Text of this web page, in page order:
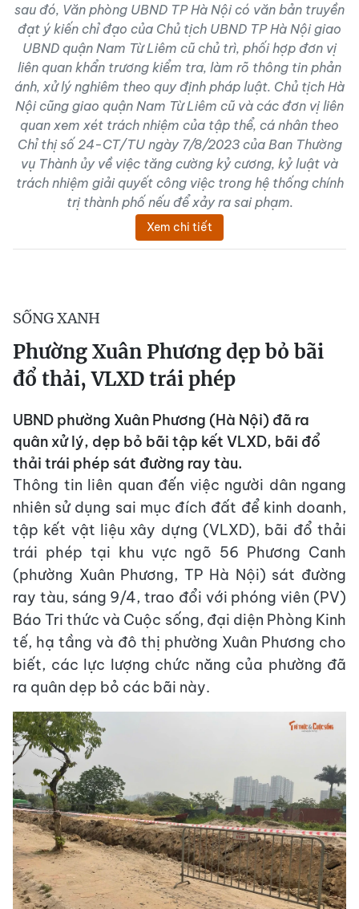
sau đó, Văn phòng UBND TP Hà Nội có văn bản truyền
đạt ý kiến chỉ đạo của Chủ tịch UBND TP Hà Nội giao
UBND quận Nam Từ Liêm cũ chủ trì, phối hợp đơn vị
liên quan khẩn trương kiểm tra, làm rõ thông tin phản
ánh, xử lý nghiêm theo quy định pháp luật. Chủ tịch Hà
Nội cũng giao quận Nam Từ Liêm cũ và các đơn vị liên
quan xem xét trách nhiệm của tập thể, cá nhân theo
Chỉ thị số 24-CT/TU ngày 7/8/2023 của Ban Thường
vụ Thành ủy về việc tăng cường kỷ cương, kỷ luật và
trách nhiệm giải quyết công việc trong hệ thống chính
trị thành phố nếu để xảy ra sai phạm.
Xem chi tiết
SỐNG XANH
Phường Xuân Phương dẹp bỏ bãi
đổ thải, VLXD trái phép
UBND phường Xuân Phương (Hà Nội) đã ra
quân xử lý, dẹp bỏ bãi tập kết VLXD, bãi đổ
thải trái phép sát đường ray tàu.
Thông tin liên quan đến việc người dân ngang
nhiên sử dụng sai mục đích đất để kinh doanh,
tập kết vật liệu xây dựng (VLXD), bãi đổ thải
trái phép tại khu vực ngõ 56 Phương Canh
(phường Xuân Phương, TP Hà Nội) sát đường
ray tàu, sáng 9/4, trao đổi với phóng viên (PV)
Báo Tri thức và Cuộc sống, đại diện Phòng Kinh
tế, hạ tầng và đô thị phường Xuân Phương cho
biết, các lực lượng chức năng của phường đã
ra quân dẹp bỏ các bãi này.